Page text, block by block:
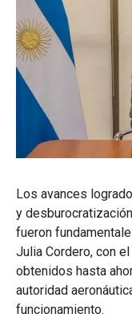
Los avances
y
fueron
Julia Cordero, con
obtenidos hasta
autoridad
funcionamiento.